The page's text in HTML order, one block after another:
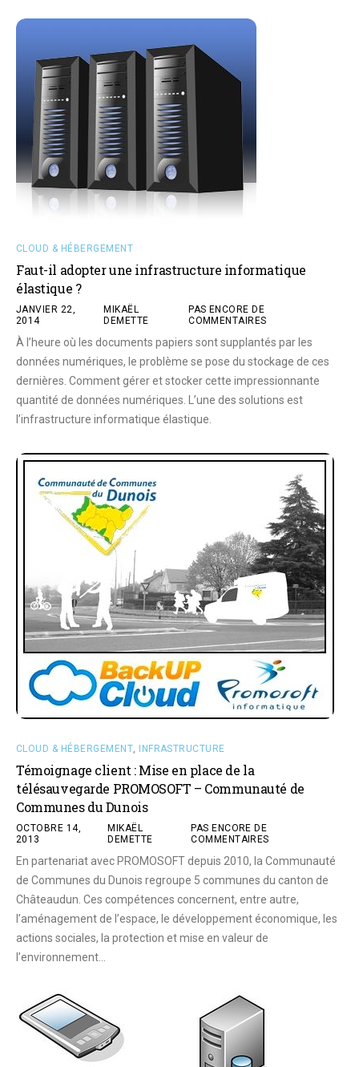
CLOUD & HÉBERGEMENT
Faut-il adopter une infrastructure informatique
élastique ?
JANVIER 22,
2014
MIKAËL
DEMETTE
PAS ENCORE DE
COMMENTAIRES
À l’heure où les documents papiers sont supplantés par les
données numériques, le problème se pose du stockage de ces
dernières. Comment gérer et stocker cette impressionnante
quantité de données numériques. L’une des solutions est
l’infrastructure informatique élastique.
CLOUD & HÉBERGEMENT, INFRASTRUCTURE
Témoignage client : Mise en place de la
télésauvegarde PROMOSOFT – Communauté de
Communes du Dunois
OCTOBRE 14,
2013
MIKAËL
DEMETTE
PAS ENCORE DE
COMMENTAIRES
En partenariat avec PROMOSOFT depuis 2010, la Communauté
de Communes du Dunois regroupe 5 communes du canton de
Châteaudun. Ces compétences concernent, entre autre,
l’aménagement de l’espace, le développement économique, les
actions sociales, la protection et mise en valeur de
l’environnement…